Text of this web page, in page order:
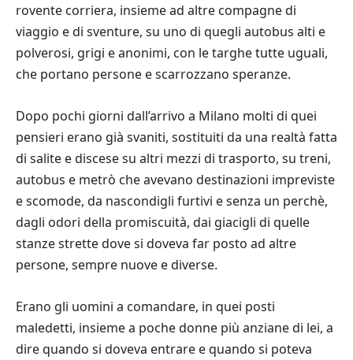
rovente corriera, insieme ad altre compagne di
viaggio e di sventure, su uno di quegli autobus alti e
polverosi, grigi e anonimi, con le targhe tutte uguali,
che portano persone e scarrozzano speranze.
Dopo pochi giorni dall’arrivo a Milano molti di quei
pensieri erano già svaniti, sostituiti da una realtà fatta
di salite e discese su altri mezzi di trasporto, su treni,
autobus e metrò che avevano destinazioni impreviste
e scomode, da nascondigli furtivi e senza un perchè,
dagli odori della promiscuità, dai giacigli di quelle
stanze strette dove si doveva far posto ad altre
persone, sempre nuove e diverse.
Erano gli uomini a comandare, in quei posti
maledetti, insieme a poche donne più anziane di lei, a
dire quando si doveva entrare e quando si poteva